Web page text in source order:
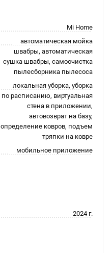
Mi Home
автоматическая мойка
швабры, автоматическая
сушка швабры, самоочистка
пылесборника пылесоса
локальная уборка, уборка
по расписанию, виртуальная
стена в приложении,
автовозврат на базу,
определение ковров, подъем
тряпки на ковре
мобильное приложение
2024 г.